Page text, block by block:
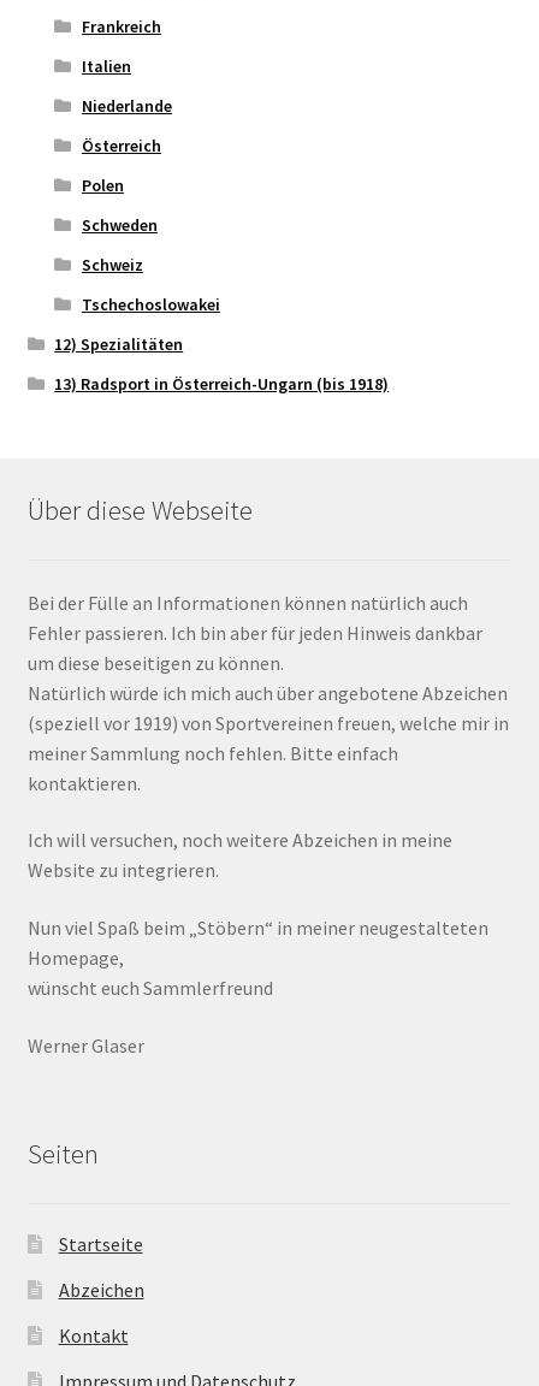
Frankreich
Italien
Niederlande
Österreich
Polen
Schweden
Schweiz
Tschechoslowakei
12) Spezialitäten
13) Radsport in Österreich-Ungarn (bis 1918)
Über diese Webseite
Bei der Fülle an Informationen können natürlich auch
Fehler passieren. Ich bin aber für jeden Hinweis dankbar
um diese beseitigen zu können.
Natürlich würde ich mich auch über angebotene Abzeichen
(speziell vor 1919) von Sportvereinen freuen, welche mir in
meiner Sammlung noch fehlen. Bitte einfach
kontaktieren.
Ich will versuchen, noch weitere Abzeichen in meine
Website zu integrieren.
Nun viel Spaß beim „Stöbern“ in meiner neugestalteten
Homepage,
wünscht euch Sammlerfreund
Werner Glaser
Seiten
Startseite
Abzeichen
Kontakt